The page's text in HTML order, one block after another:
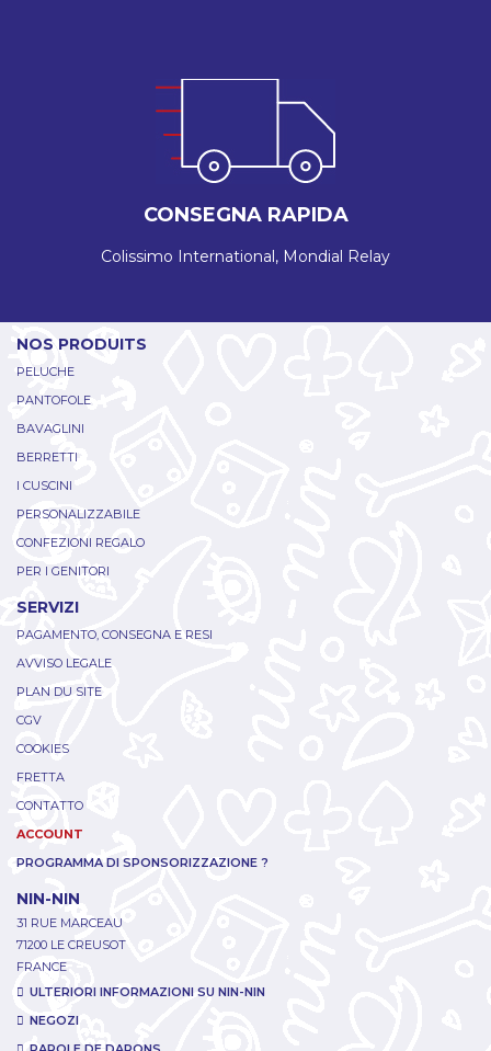
CONSEGNA RAPIDA
Colissimo International, Mondial Relay
NOS PRODUITS
PELUCHE
PANTOFOLE
BAVAGLINI
BERRETTI
I CUSCINI
PERSONALIZZABILE
CONFEZIONI REGALO
PER I GENITORI
SERVIZI
PAGAMENTO, CONSEGNA E RESI
AVVISO LEGALE
PLAN DU SITE
CGV
COOKIES
FRETTA
CONTATTO
ACCOUNT
PROGRAMMA DI SPONSORIZZAZIONE ?
NIN-NIN
31 RUE MARCEAU
71200 LE CREUSOT
FRANCE
ULTERIORI INFORMAZIONI SU NIN-NIN
NEGOZI